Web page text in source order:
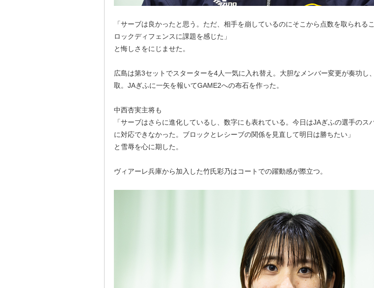
「サーブは良かったと思う。ただ、相手を崩しているのにそこから点数を取られる
ロックディフェンスに課題を感じた」
と悔しさをにじませた。
広島は第3セットでスターターを4人一気に入れ替え。大胆なメンバー変更が奏功し
取。JAぎふに一矢を報いてGAME2への布石を作った。
中西杏実主将も
「サーブはさらに進化しているし、数字にも表れている。今日はJAぎふの選手のス
に対応できなかった。ブロックとレシーブの関係を見直して明日は勝ちたい」
と雪辱を心に期した。
ヴィアーレ兵庫から加入した竹氏彩乃はコートでの躍動感が際立つ。